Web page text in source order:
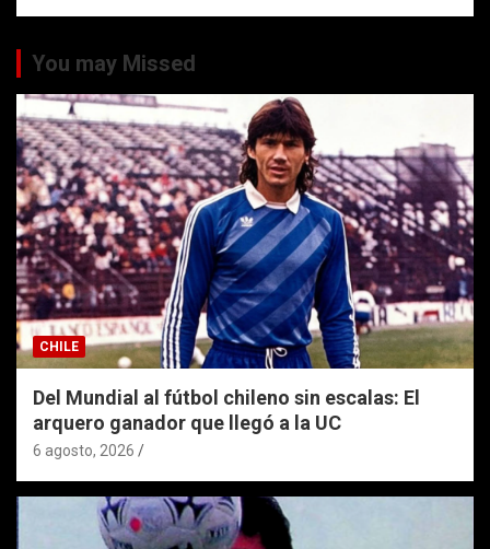
You may Missed
CHILE
Del Mundial al fútbol chileno sin escalas: El
arquero ganador que llegó a la UC
6 agosto, 2026